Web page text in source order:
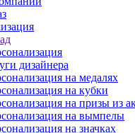
дизайнера
на медалях
на кубки
на призы из
на вымпелы
на значках